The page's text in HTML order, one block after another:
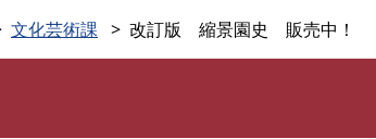
文化芸術課 改訂版 縮景園史 販売中！